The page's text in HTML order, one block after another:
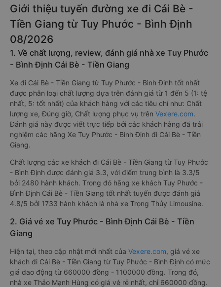
Giới thiệu tuyến đường xe đi Cái Bè -
Tiền Giang từ Tuy Phước - Bình Định
08/2026
1. Về chất lượng, review, đánh giá nhà xe Tuy Phước
- Bình Định Cái Bè - Tiền Giang
Xe đi Cái Bè - Tiền Giang từ Tuy Phước - Bình Định tốt nhất
được phân loại chất lượng dựa trên đánh giá từ 1 đến 5 (1: tệ
nhất, 5: tốt nhất) của khách hàng với các tiêu chí như: Chất
lượng xe, Đúng giờ, Chất lượng phục vụ trên Vexere.com.
Đánh giá này được viết trực tiếp bởi các khách hàng đã trải
nghiệm các hãng Xe Tuy Phước - Bình Định đi Cái Bè - Tiền
Giang.
Chất lượng các xe khách đi Cái Bè - Tiền Giang từ Tuy Phước
- Bình Định được đánh giá 3.3, với điểm trung bình là 3.3/5
bởi 2480 hành khách. Trong đó hãng xe khách Tuy Phước -
Bình Định Cái Bè - Tiền Giang tốt nhất tuyến được đánh giá
4.8/5 bởi 1733 hành khách là nhà xe Trọng Thủy Limousine.
2. Giá vé xe Tuy Phước - Bình Định Cái Bè - Tiền
Giang
Hiện tại, theo cập nhật mới nhất của Vexere.com, giá vé xe
khách đi Cái Bè - Tiền Giang từ Tuy Phước - Bình Định có mức
giá dao động từ 660000 đồng - 1100000 đồng. Trong đó,
nhà xe Thảo Mạnh Hùng có giá vé rẻ nhất, chỉ 660000 đồng.